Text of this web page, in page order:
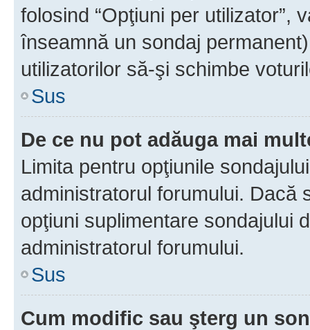
folosind “Opţiuni per utilizator”,
înseamnă un sondaj
utilizatorilor să-şi schimbe
Sus
De ce nu pot adăuga mai
Limita pentru opţiunile
administratorul forumului. Dacă
opţiuni suplimentare sondajului
administratorul forumului.
Sus
Cum modific sau şterg un